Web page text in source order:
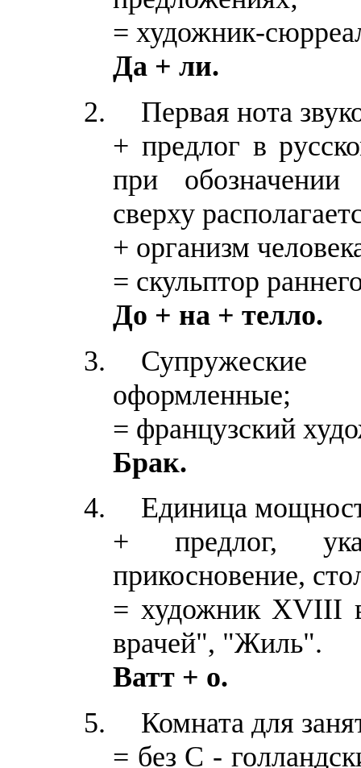
= художник-
Да + ли.
Первая нота
+ предлог в
при
сверху
+ организм
= скульптор
До + на + телло.
оформленные;
= французский
Брак.
Единица
+ предлог,
прикосновение,
= художник XVIII
врачей", "Жиль".
Ватт + о.
Комната для
= без С -